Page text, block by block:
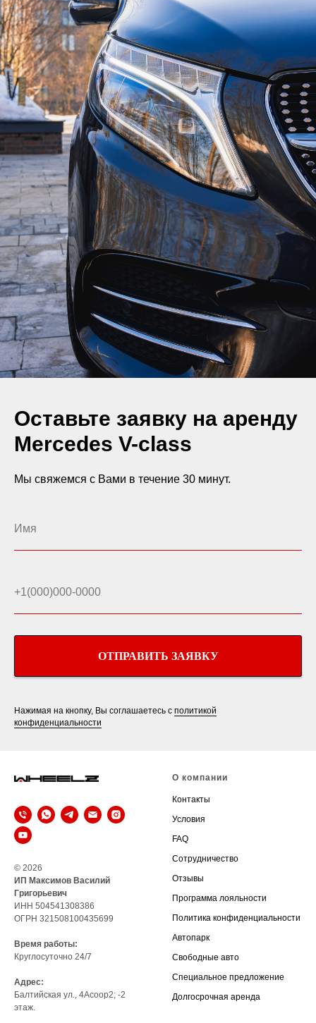
Оставьте заявку на аренду
Mercedes V-class
Мы свяжемся с Вами в течение 30 минут.
ОТПРАВИТЬ ЗАЯВКУ
Нажимая на кнопку, Вы соглашаетесь с политикой
конфиденциальности
© 2026
ИП Максимов Василий
Григорьевич
ИНН 504541308386
ОГРН 321508100435699
Время работы:
Круглосуточно 24/7
Адрес:
Балтийская ул., 4Асоор2; -2
этаж.
О компании
Контакты
Условия
FAQ
Сотрудничество
Отзывы
Программа лояльности
Политика конфиденциальности
Автопарк
Свободные авто
Специальное предложение
Долгосрочная аренда